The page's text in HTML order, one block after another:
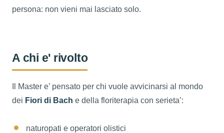
persona: non vieni mai lasciato solo.
A chi e' rivolto
Il Master e’ pensato per chi vuole avvicinarsi al mondo
dei Fiori di Bach e della floriterapia con serieta’:
naturopati e operatori olistici